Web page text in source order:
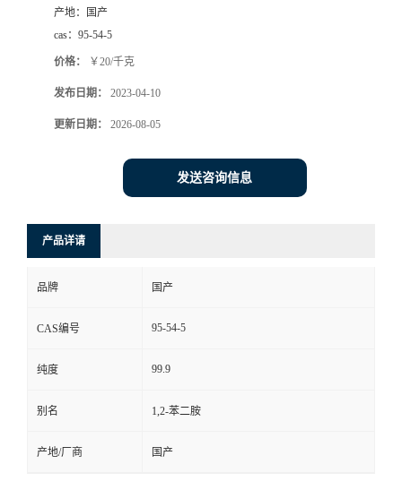
产地：
国产
cas： 95-54-5
价格： ￥20/千克
发布日期： 2023-04-10
更新日期： 2026-08-05
发送咨询信息
产品详请
品牌 国产
CAS编号 95-54-5
纯度 99.9
别名 1,2-苯二胺
产地/厂商 国产